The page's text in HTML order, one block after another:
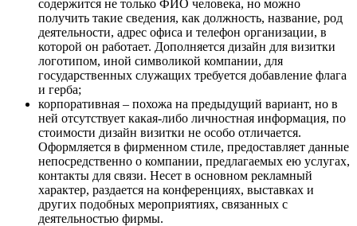
содержится не только ФИО человека, но можно
получить такие сведения, как должность, название, род
деятельности, адрес офиса и телефон организации, в
которой он работает. Дополняется дизайн для визитки
логотипом, иной символикой компании, для
государственных служащих требуется добавление флага
и герба;
корпоративная – похожа на предыдущий вариант, но в
ней отсутствует какая-либо личностная информация, по
стоимости дизайн визитки не особо отличается.
Оформляется в фирменном стиле, предоставляет данные
непосредственно о компании, предлагаемых ею услугах,
контакты для связи. Несет в основном рекламный
характер, раздается на конференциях, выставках и
других подобных мероприятиях, связанных с
деятельностью фирмы.